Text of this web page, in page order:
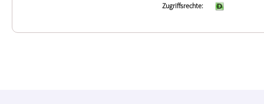
Zugriffsrechte